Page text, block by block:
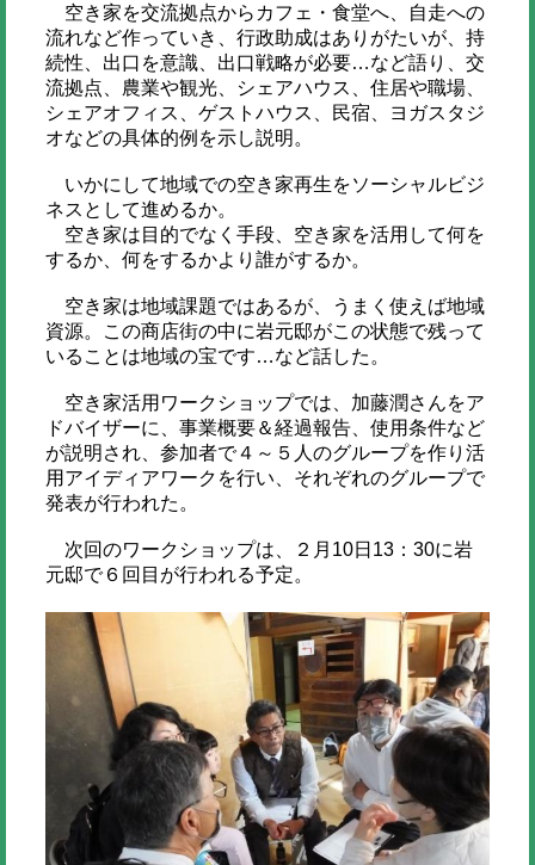
空き家を交流拠点からカフェ・食堂へ、自走への
流れなど作っていき、行政助成はありがたいが、持
続性、出口を意識、出口戦略が必要…など語り、交
流拠点、農業や観光、シェアハウス、住居や職場、
シェアオフィス、ゲストハウス、民宿、ヨガスタジ
オなどの具体的例を示し説明。
いかにして地域での空き家再生をソーシャルビジ
ネスとして進めるか。
空き家は目的でなく手段、空き家を活用して何を
するか、何をするかより誰がするか。
空き家は地域課題ではあるが、うまく使えば地域
資源。この商店街の中に岩元邸がこの状態で残って
いることは地域の宝です…など話した。
空き家活用ワークショップでは、加藤潤さんをア
ドバイザーに、事業概要＆経過報告、使用条件など
が説明され、参加者で４～５人のグループを作り活
用アイディアワークを行い、それぞれのグループで
発表が行われた。
次回のワークショップは、２月10日13：30に岩
元邸で６回目が行われる予定。